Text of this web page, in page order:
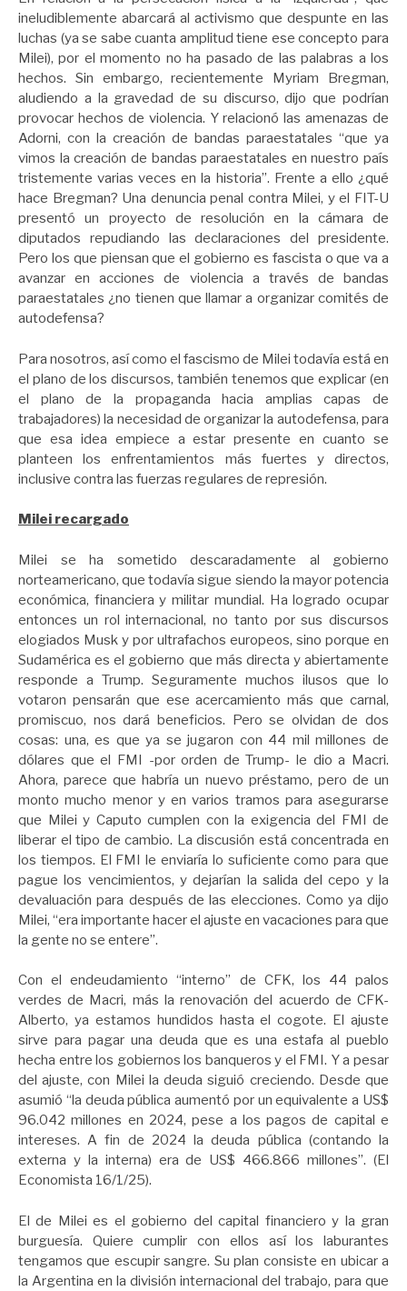
ineludiblemente abarcará al activismo que despunte en las
luchas (ya se sabe cuanta amplitud tiene ese concepto para
Milei), por el momento no ha pasado de las palabras a los
hechos. Sin embargo, recientemente Myriam Bregman,
aludiendo a la gravedad de su discurso, dijo que podrían
provocar hechos de violencia. Y relacionó las amenazas de
Adorni, con la creación de bandas paraestatales “que ya
vimos la creación de bandas paraestatales en nuestro país
tristemente varias veces en la historia”. Frente a ello ¿qué
hace Bregman? Una denuncia penal contra Milei, y el FIT-U
presentó un proyecto de resolución en la cámara de
diputados repudiando las declaraciones del presidente.
Pero los que piensan que el gobierno es fascista o que va a
avanzar en acciones de violencia a través de bandas
paraestatales ¿no tienen que llamar a organizar comités de
autodefensa?
Para nosotros, así como el fascismo de Milei todavía está en
el plano de los discursos, también tenemos que explicar (en
el plano de la propaganda hacia amplias capas de
trabajadores) la necesidad de organizar la autodefensa, para
que esa idea empiece a estar presente en cuanto se
planteen los enfrentamientos más fuertes y directos,
inclusive contra las fuerzas regulares de represión.
Milei recargado
Milei se ha sometido descaradamente al gobierno
norteamericano, que todavía sigue siendo la mayor potencia
económica, financiera y militar mundial. Ha logrado ocupar
entonces un rol internacional, no tanto por sus discursos
elogiados Musk y por ultrafachos europeos, sino porque en
Sudamérica es el gobierno que más directa y abiertamente
responde a Trump. Seguramente muchos ilusos que lo
votaron pensarán que ese acercamiento más que carnal,
promiscuo, nos dará beneficios. Pero se olvidan de dos
cosas: una, es que ya se jugaron con 44 mil millones de
dólares que el FMI -por orden de Trump- le dio a Macri.
Ahora, parece que habría un nuevo préstamo, pero de un
monto mucho menor y en varios tramos para asegurarse
que Milei y Caputo cumplen con la exigencia del FMI de
liberar el tipo de cambio. La discusión está concentrada en
los tiempos. El FMI le enviaría lo suficiente como para que
pague los vencimientos, y dejarían la salida del cepo y la
devaluación para después de las elecciones. Como ya dijo
Milei, “era importante hacer el ajuste en vacaciones para que
la gente no se entere”.
Con el endeudamiento “interno” de CFK, los 44 palos
verdes de Macri, más la renovación del acuerdo de CFK-
Alberto, ya estamos hundidos hasta el cogote. El ajuste
sirve para pagar una deuda que es una estafa al pueblo
hecha entre los gobiernos los banqueros y el FMI. Y a pesar
del ajuste, con Milei la deuda siguió creciendo. Desde que
asumió “la deuda pública aumentó por un equivalente a US$
96.042 millones en 2024, pese a los pagos de capital e
intereses. A fin de 2024 la deuda pública (contando la
externa y la interna) era de US$ 466.866 millones”. (El
Economista 16/1/25).
El de Milei es el gobierno del capital financiero y la gran
burguesía. Quiere cumplir con ellos así los laburantes
tengamos que escupir sangre. Su plan consiste en ubicar a
la Argentina en la división internacional del trabajo, para que